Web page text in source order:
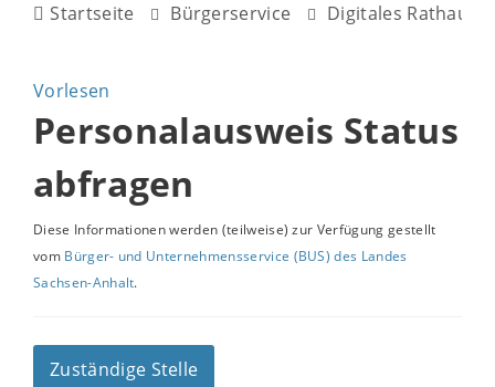
Startseite Bürgerservice Digitales Rathaus
Vorlesen
Personalausweis Status
abfragen
Diese Informationen werden (teilweise) zur Verfügung gestellt
vom Bürger- und Unternehmensservice (BUS) des Landes
Sachsen-Anhalt.
Zuständige Stelle